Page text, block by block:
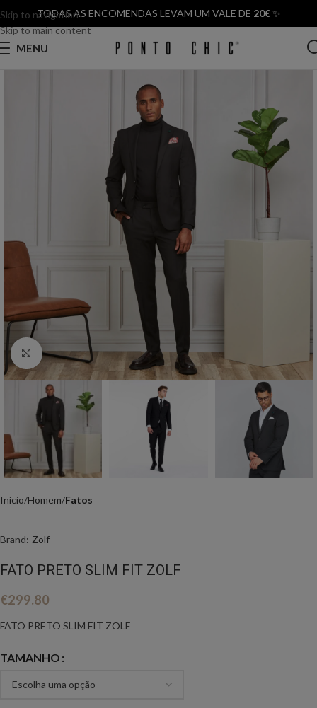
Skip to navigation
Skip to main content
TODAS AS ENCOMENDAS LEVAM UM VALE DE 20€✨
MENU
Click to enlarge
Início Homem Fatos
Brand: Zolf
FATO PRETO SLIM FIT ZOLF
€299.80
FATO PRETO SLIM FIT ZOLF
TAMANHO